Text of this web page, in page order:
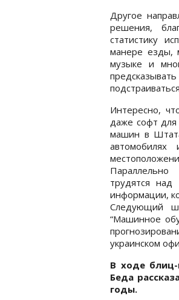
Другое
решения,
статистику
манере езды,
музыке и
Интересно,
даже софт для
машин в
трудятся
информации,
Следующий
“Машинное
украинском
В ходе
Беда
годы.